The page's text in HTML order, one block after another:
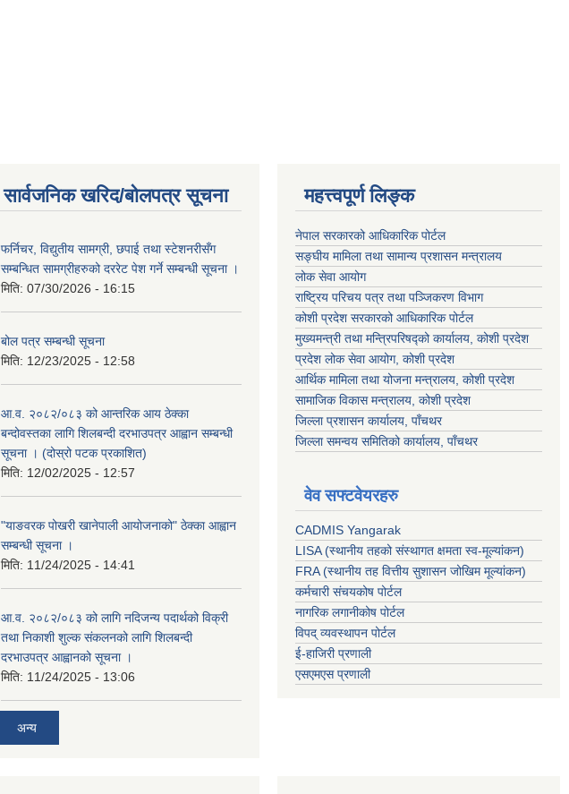
सार्वजनिक खरिद/बोलपत्र सूचना
फर्निचर, विद्युतीय सामग्री, छपाई तथा स्टेशनरीसँग
सम्बन्धित सामग्रीहरुको दररेट पेश गर्ने सम्बन्धी सूचना ।
मिति: 07/30/2026 - 16:15
बोल पत्र सम्बन्धी सूचना
मिति: 12/23/2025 - 12:58
आ.व. २०८२/०८३ को आन्तरिक आय ठेक्का
बन्दोवस्तका लागि शिलबन्दी दरभाउपत्र आह्वान सम्बन्धी
सूचना । (दोस्रो पटक प्रकाशित)
मिति: 12/02/2025 - 12:57
"याङवरक पोखरी खानेपाली आयोजनाको" ठेक्का आह्वान
सम्बन्धी सूचना ।
मिति: 11/24/2025 - 14:41
आ.व. २०८२/०८३ को लागि नदिजन्य पदार्थको विक्री
तथा निकाशी शुल्क संकलनको लागि शिलबन्दी
दरभाउपत्र आह्वानको सूचना ।
मिति: 11/24/2025 - 13:06
अन्य
महत्त्वपूर्ण लिङ्क
नेपाल सरकारको आधिकारिक पोर्टल
सङ्‍घीय मामिला तथा सामान्य प्रशासन मन्त्रालय
लोक सेवा आयोग
राष्ट्रिय परिचय पत्र तथा पञ्जिकरण विभाग
कोशी प्रदेश सरकारको आधिकारिक पोर्टल
मुख्यमन्त्री तथा मन्त्रिपरिषद्को कार्यालय, कोशी प्रदेश
प्रदेश लोक सेवा आयोग, कोशी प्रदेश
आर्थिक मामिला तथा योजना मन्त्रालय, कोशी प्रदेश
सामाजिक विकास मन्त्रालय, कोशी प्रदेश
जिल्ला प्रशासन कार्यालय, पाँचथर
जिल्ला समन्वय समितिको कार्यालय, पाँचथर
वेव सफ्टवेयरहरु
CADMIS Yangarak
LISA (स्थानीय तहको संस्थागत क्षमता स्व-मूल्यांकन)
FRA (स्थानीय तह वित्तीय सुशासन जोखिम मूल्यांकन)
कर्मचारी संचयकोष पोर्टल
नागरिक लगानीकोष पोर्टल
विपद् व्यवस्थापन पोर्टल
ई-हाजिरी प्रणाली
एसएमएस प्रणाली